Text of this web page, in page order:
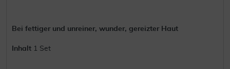
Bei fettiger und unreiner, wunder, gereizter Haut
Inhalt 1 Set